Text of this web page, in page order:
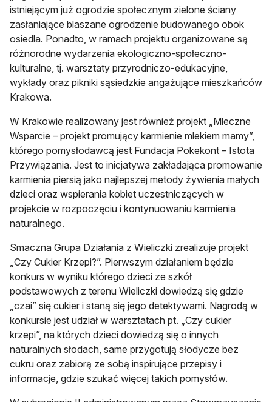
istniejącym już ogrodzie społecznym zielone ściany
zasłaniające blaszane ogrodzenie budowanego obok
osiedla. Ponadto, w ramach projektu organizowane są
różnorodne wydarzenia ekologiczno-społeczno-
kulturalne, tj. warsztaty przyrodniczo-edukacyjne,
wykłady oraz pikniki sąsiedzkie angażujące mieszkańców
Krakowa.
W Krakowie realizowany jest również projekt „Mleczne
Wsparcie – projekt promujący karmienie mlekiem mamy”,
którego pomysłodawcą jest Fundacja Pokekont – Istota
Przywiązania. Jest to inicjatywa zakładająca promowanie
karmienia piersią jako najlepszej metody żywienia małych
dzieci oraz wspierania kobiet uczestniczących w
projekcie w rozpoczęciu i kontynuowaniu karmienia
naturalnego.
Smaczna Grupa Działania z Wieliczki zrealizuje projekt
„Czy Cukier Krzepi?”. Pierwszym działaniem będzie
konkurs w wyniku którego dzieci ze szkół
podstawowych z terenu Wieliczki dowiedzą się gdzie
„czai” się cukier i staną się jego detektywami. Nagrodą w
konkursie jest udział w warsztatach pt. „Czy cukier
krzepi”, na których dzieci dowiedzą się o innych
naturalnych słodach, same przygotują słodycze bez
cukru oraz zabiorą ze sobą inspirujące przepisy i
informacje, gdzie szukać więcej takich pomysłów.